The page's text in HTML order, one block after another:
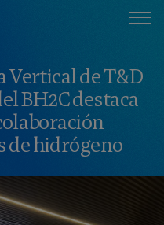
Vertical de T&D
BH2C destaca
de hidrógeno